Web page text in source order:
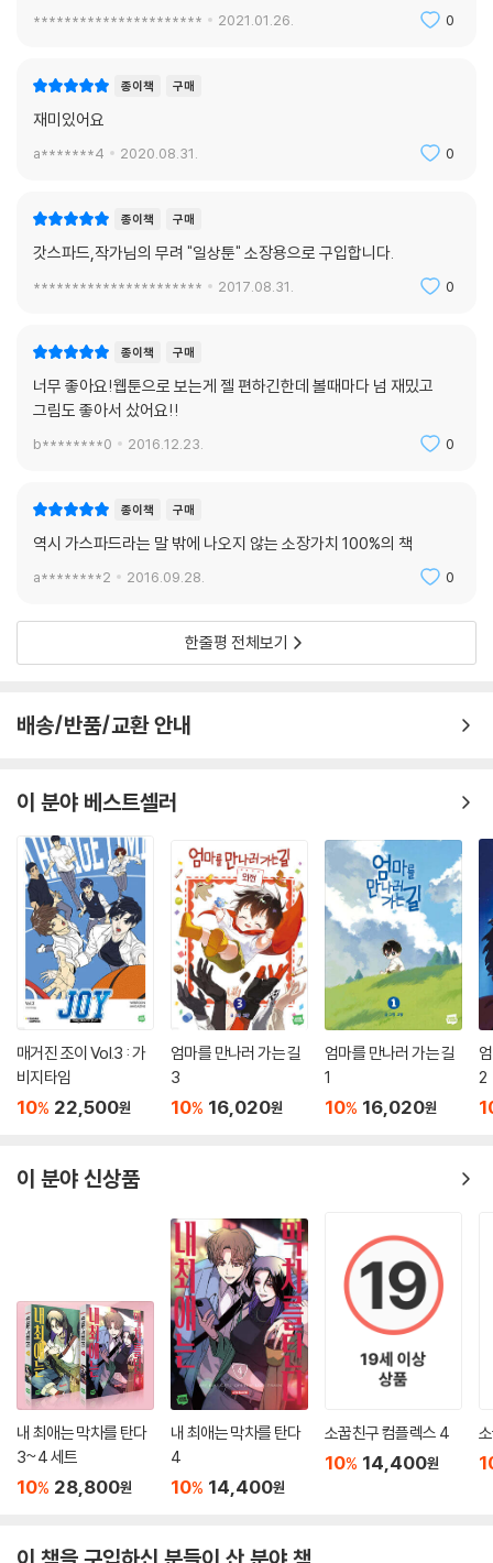
********************** 2021.01.26. 0
종이책 구매
재미있어요
a*******4 2020.08.31. 0
종이책 구매
갓스파드,작가님의 무려 "일상툰" 소장용으로 구입합니다.
********************** 2017.08.31. 0
종이책 구매
너무 좋아요!웹툰으로 보는게 젤 편하긴한데 볼때마다 넘 재밌고
그림도 좋아서 샀어요!!
b********0 2016.12.23. 0
종이책 구매
역시 가스파드라는 말 밖에 나오지 않는 소장가치 100%의 책
a********2 2016.09.28. 0
한줄평 전체보기
배송/반품/교환 안내
이 분야 베스트셀러
매거진 조이 Vol.3 : 가
비지타임
10% 22,500원
엄마를 만나러 가는 길
3
10% 16,020원
엄마를 만나러 가는 길
1
10% 16,020원
2
이 분야 신상품
내 최애는 막차를 탄다
3~4 세트
10% 28,800원
내 최애는 막차를 탄다
4
10% 14,400원
소꿉친구 컴플렉스 4
10% 14,400원